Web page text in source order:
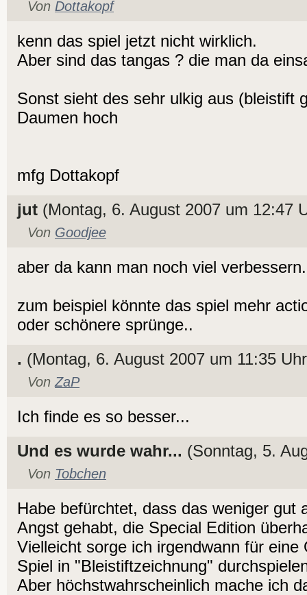
Von Dottakopf
kenn das spiel jetzt nicht wirklich.
Aber sind das tangas ? die man da
Sonst sieht des sehr ulkig aus (bleistift
Daumen hoch
mfg Dottakopf
jut (Montag, 6. August 2007 um 12:47
Von Goodjee
aber da kann man noch viel
zum beispiel könnte das spiel mehr
oder schönere sprünge..
. (Montag, 6. August 2007 um 11:35
Von ZaP
Ich finde es so besser...
Und es wurde wahr... (Sonntag, 5.
Von Tobchen
Habe befürchtet, dass das weniger gut
Angst gehabt, die Special Edition
Vielleicht sorge ich irgendwann für
Spiel in "Bleistiftzeichnung"
Aber höchstwahrscheinlich mache ich